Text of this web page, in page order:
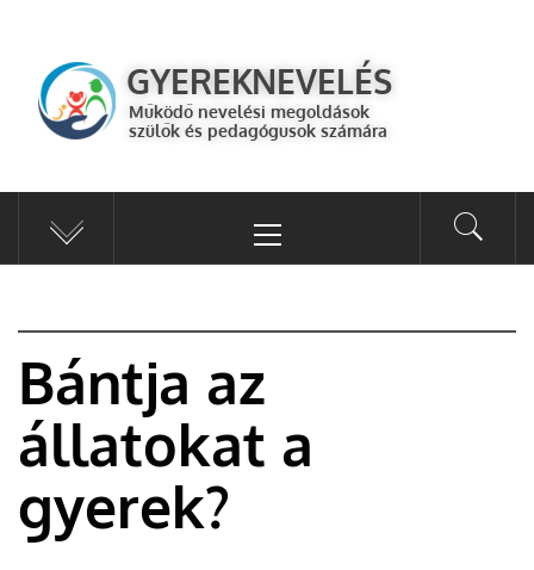
GYEREKNEVELÉS
számára
GYEREKNEVELÉS
Működő nevelési megoldások
szülők és pedagógusok számára
Bántja az
állatokat a
gyerek?